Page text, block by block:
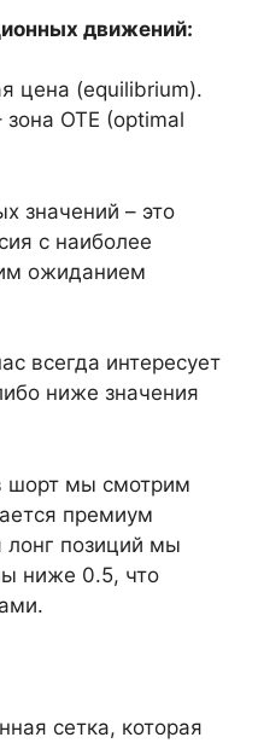
движений:
цена (equilibrium).
ОТЕ (optimal
значений – это
с наиболее
ожиданием
всегда интересует
ниже значения
шорт мы смотрим
премиум
позиций мы
ниже 0.5, что
сетка, которая